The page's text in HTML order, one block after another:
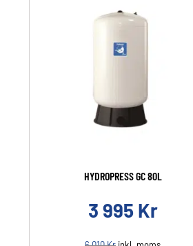
HYDROPRESS GC 80L
3 995 Kr